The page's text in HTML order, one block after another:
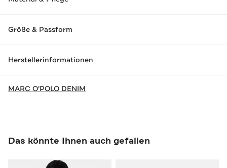
Größe & Passform
Herstellerinformationen
MARC O'POLO DENIM
Das könnte Ihnen auch gefallen